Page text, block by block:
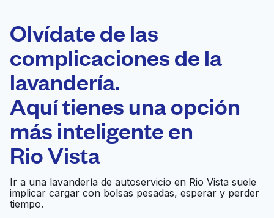
United States ES
Olvídate de las
complicaciones de la
lavandería.
Aquí tienes una opción
más inteligente en
Rio Vista
Ir a una lavandería de autoservicio en Rio Vista suele
implicar cargar con bolsas pesadas, esperar y perder
tiempo.